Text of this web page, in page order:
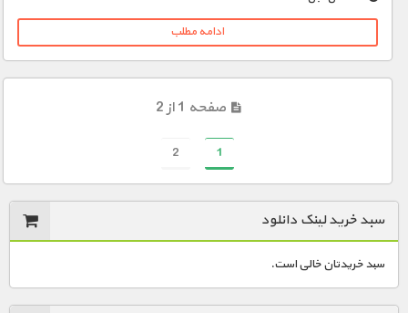
ادامه مطلب
صفحه 1 از 2
1
2
سبد خرید لینک دانلود
سبد خریدتان خالی است.